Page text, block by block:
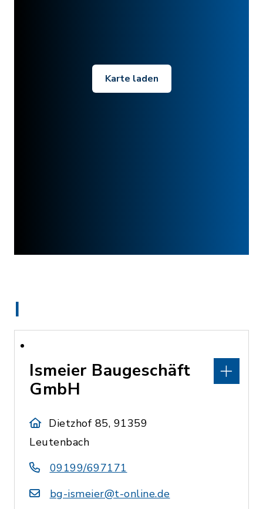
Karte laden
I
Ismeier Baugeschäft
GmbH
Dietzhof 85, 91359
Leutenbach
09199/697171
bg-ismeier@t-online.de